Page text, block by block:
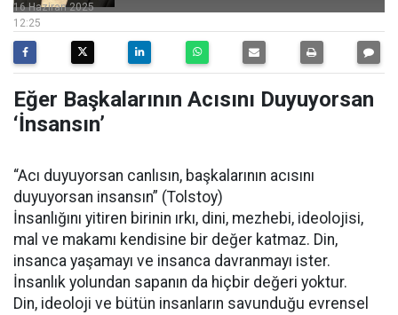
12:25
16 Haziran 2025
Eğer Başkalarının Acısını Duyuyorsan
‘İnsansın’
“Acı duyuyorsan canlısın, başkalarının acısını
duyuyorsan insansın” (Tolstoy)
İnsanlığını yitiren birinin ırkı, dini, mezhebi, ideolojisi,
mal ve makamı kendisine bir değer katmaz. Din,
insanca yaşamayı ve insanca davranmayı ister.
İnsanlık yolundan sapanın da hiçbir değeri yoktur.
Din, ideoloji ve bütün insanların savunduğu evrensel